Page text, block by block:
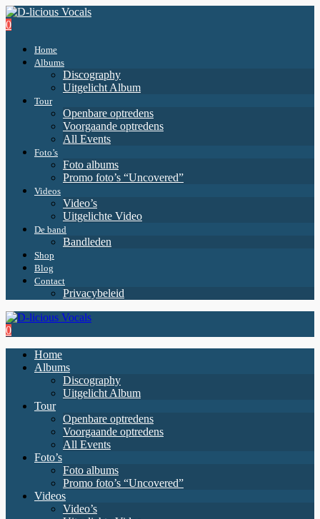
0
Home
Albums
Discography
Uitgelicht Album
Tour
Openbare optredens
Voorgaande optredens
All Events
Foto’s
Foto albums
Promo foto’s “Uncovered”
Videos
Video’s
Uitgelichte Video
De band
Bandleden
Shop
Blog
Contact
Privacybeleid
0
Home
Albums
Discography
Uitgelicht Album
Tour
Openbare optredens
Voorgaande optredens
All Events
Foto’s
Foto albums
Promo foto’s “Uncovered”
Videos
Video’s